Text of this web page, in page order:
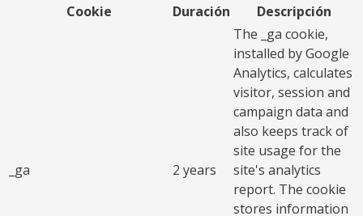
Cookie
Duración Descripción
_ga 2 years
The _ga cookie,
installed by Google
Analytics, calculates
visitor, session and
campaign data and
also keeps track of
site usage for the
site's analytics
report. The cookie
stores information